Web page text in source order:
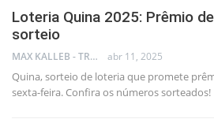
Loteria Quina 2025: Prêmio
sorteio
MAX KALLEB - TRADER abr 11, 2025
Quina, sorteio de loteria que promete
sexta-feira. Confira os números sorteados!